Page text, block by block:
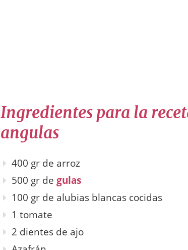
Ingredientes para la
angulas
400 gr de arroz
500 gr de gulas
100 gr de alubias blancas cocidas
1 tomate
2 dientes de ajo